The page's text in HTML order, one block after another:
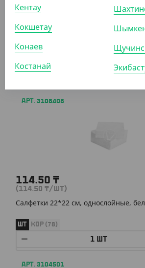
(1 758.20₸
АРТ. 3108408
114.50 ₸
(114.50 ₸/ШТ)
Салфетки 22*22 см, однослойные,
ШТ КОР (78)
АРТ. 3104501
Кентау
Кокшетау
Конаев
Костанай